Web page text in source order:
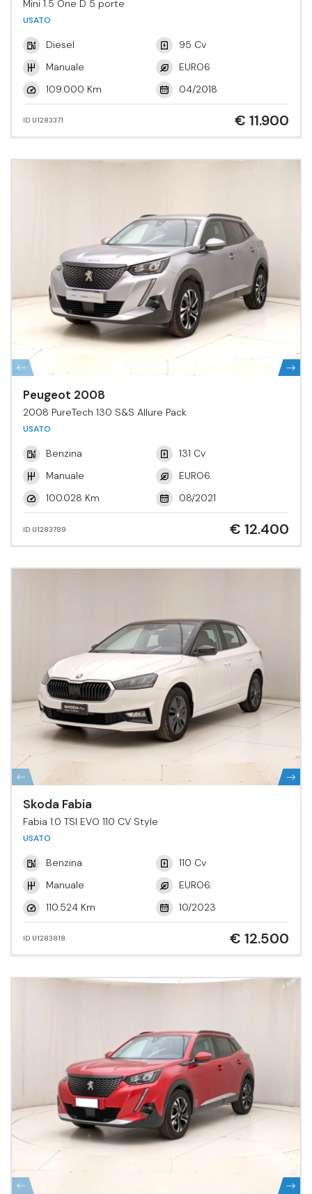
Mini 1.5 One D 5 porte
USATO
Diesel
95 Cv
Manuale
EURO6
109.000 Km
04/2018
ID U1283371 € 11.900
Peugeot 2008
2008 PureTech 130 S&S Allure Pack
USATO
Benzina
131 Cv
Manuale
EURO6.
100.028 Km
08/2021
ID U1283789 € 12.400
Skoda Fabia
Fabia 1.0 TSI EVO 110 CV Style
USATO
Benzina
110 Cv
Manuale
EURO6.
110.524 Km
10/2023
ID U1283818 € 12.500